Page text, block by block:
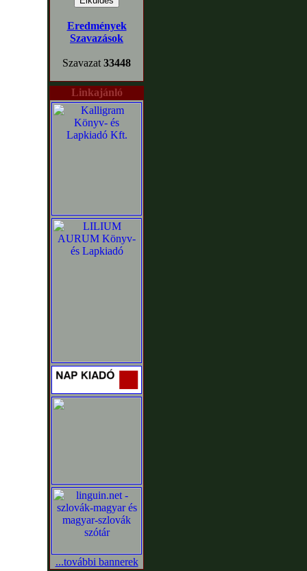
Eredmények
Szavazások
Szavazat 33448
Linkajánló
...további bannerek